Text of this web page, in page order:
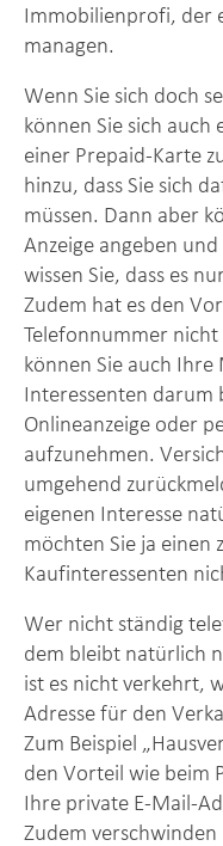
Immobilienprofi, der
managen.
Wenn Sie sich doch
können Sie sich
einer Prepaid-Karte
hinzu, dass Sie sich
müssen. Dann aber
Anzeige angeben
wissen Sie, dass es
Zudem hat es den
Telefonnummer
können Sie auch
Interessenten
Onlineanzeige oder
aufzunehmen.
umgehend
eigenen Interesse
möchten Sie ja einen
Kaufinteressenten
Wer nicht ständig
dem bleibt natürlich
ist es nicht verkehrt,
Adresse für den
Zum Beispiel
den Vorteil wie beim
Ihre private E-Mail-
Zudem